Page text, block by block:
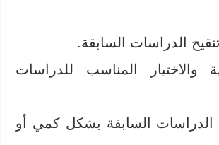
الدراسات السابقة.
والاختيار المناسب للدراسات
الدراسات السابقة بشكل كمي أو